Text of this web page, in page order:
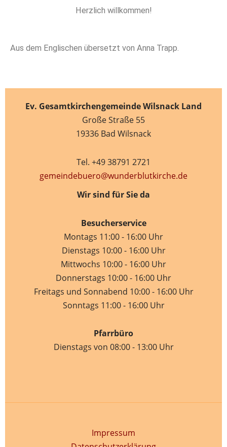
Herzlich willkommen!
Aus dem Englischen übersetzt von Anna Trapp.
Ev. Gesamtkirchengemeinde Wilsnack Land
Große Straße 55
19336 Bad Wilsnack
Tel. +49 38791 2721
gemeindebuero@wunderblutkirche.de
Wir sind für Sie da
Besucherservice
Montags 11:00 - 16:00 Uhr
Dienstags 10:00 - 16:00 Uhr
Mittwochs 10:00 - 16:00 Uhr
Donnerstags 10:00 - 16:00 Uhr
Freitags und Sonnabend 10:00 - 16:00 Uhr
Sonntags 11:00 - 16:00 Uhr
Pfarrbüro
Dienstags von 08:00 - 13:00 Uhr
Impressum